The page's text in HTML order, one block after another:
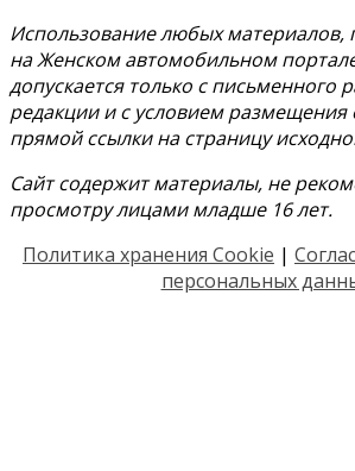
Использование любых материалов,
на Женском автомобильном
допускается только с письменного
редакции и с условием размещения
прямой ссылки на страницу
Сайт содержит материалы, не
просмотру лицами младше 16 лет.
Политика хранения Cookie |
персональных